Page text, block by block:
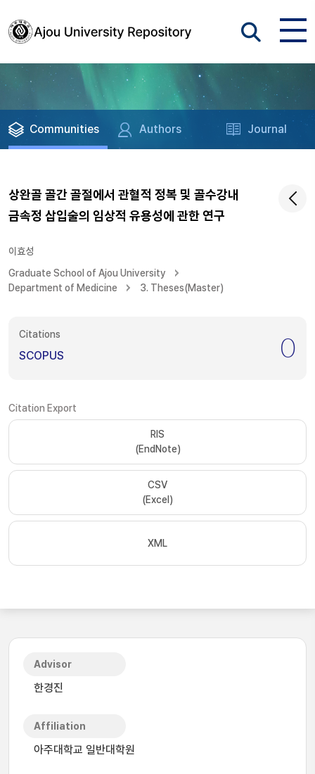
Communities Authors Journal
상완골 골간 골절에서 관혈적 정복 및 골수강내
금속정 삽입술의 임상적 유용성에 관한 연구
이효성
Graduate School of Ajou University
Department of Medicine
3. Theses(Master)
Citations
SCOPUS 0
Citation Export
RIS
(EndNote)
CSV
(Excel)
XML
Advisor
한경진
Affiliation
아주대학교 일반대학원